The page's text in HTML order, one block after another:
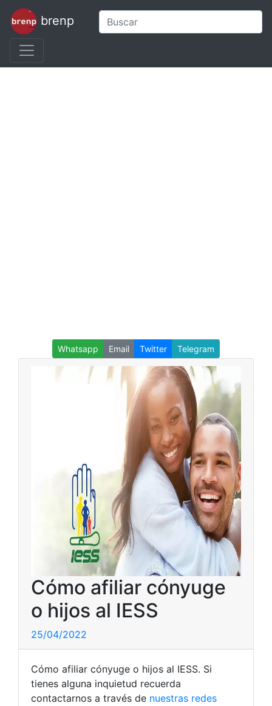
brenp
Whatsapp Email Twitter Telegram
Cómo afiliar cónyuge
o hijos al IESS
25/04/2022
Cómo afiliar cónyuge o hijos al IESS. Si
tienes alguna inquietud recuerda
contactarnos a través de nuestras redes